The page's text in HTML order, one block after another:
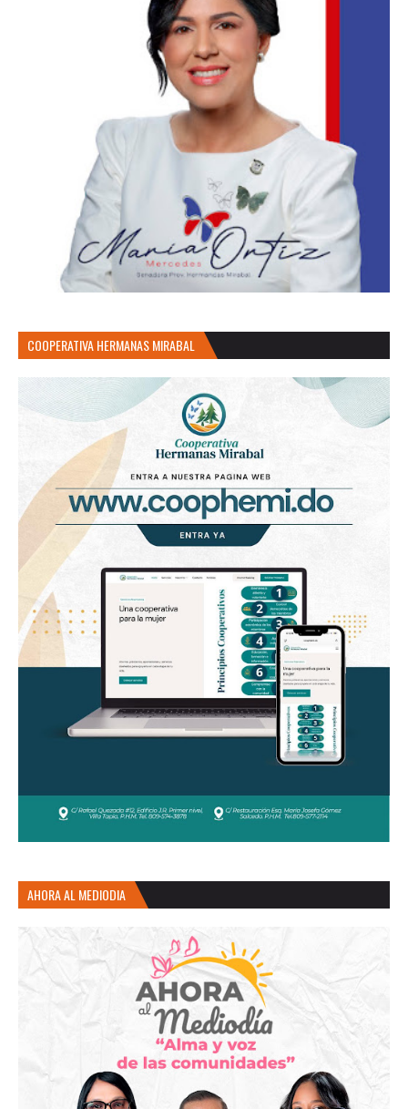
COOPERATIVA HERMANAS MIRABAL
AHORA AL MEDIODIA